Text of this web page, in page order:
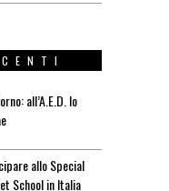
all’A.E.D. lo
allo Special
School in Italia